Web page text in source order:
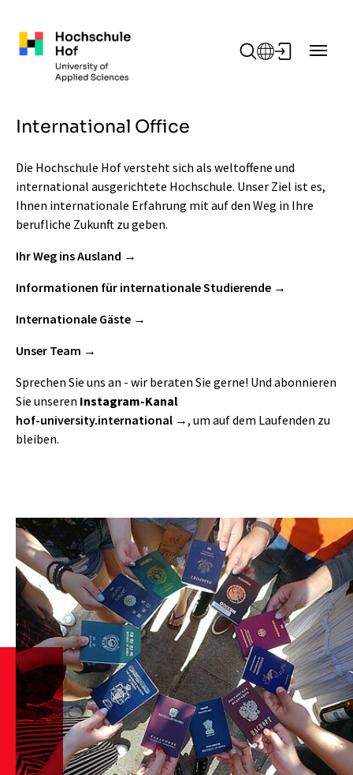
International Office
Die Hochschule Hof versteht sich als weltoffene und
international ausgerichtete Hochschule. Unser Ziel ist es,
Ihnen internationale Erfahrung mit auf den Weg in Ihre
berufliche Zukunft zu geben.
Ihr Weg ins Ausland
Informationen für internationale Studierende
Internationale Gäste
Unser Team
Sprechen Sie uns an - wir beraten Sie gerne! Und abonnieren
Sie unseren Instagram-Kanal
hof-university.international
, um auf dem Laufenden zu
bleiben.